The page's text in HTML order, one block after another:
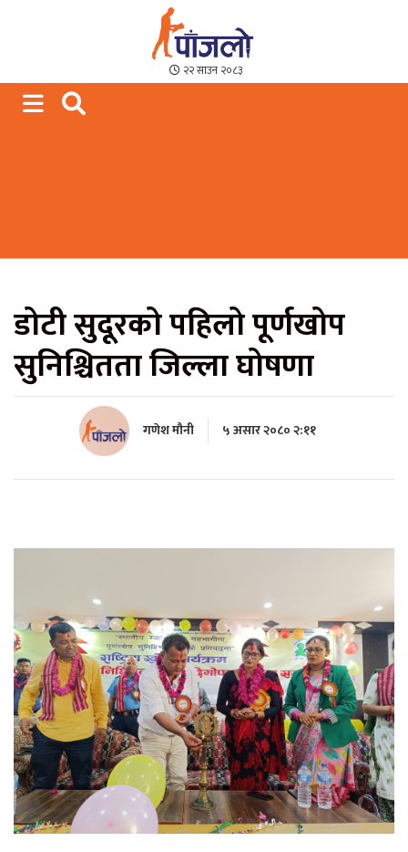
Paajalo News
We are from Far West Nepal
२२ साउन २०८३
डोटी सुदूरको पहिलो पूर्णखोप
सुनिश्चितता जिल्ला घोषणा
गणेश मौनी ५ असार २०८० २:११